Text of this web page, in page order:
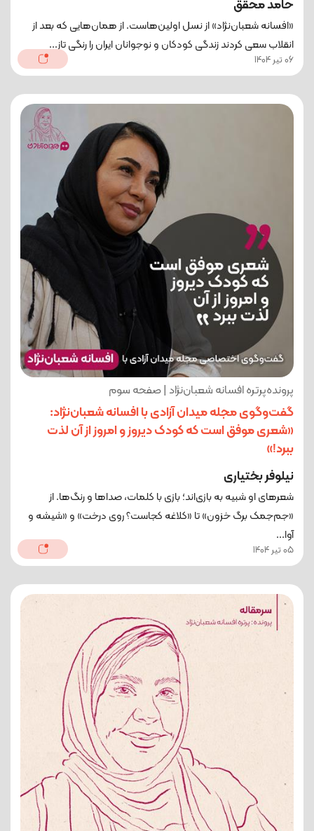
حامد محقق
«افسانه شعبان‌نژاد» از نسل اولین‌هاست. از همان‌هایی که بعد از
انقلاب سعی کردند زندگی کودکان و نوجوانان ایران را رنگی تاز...
06 تیر 1404
پرونده‌پرتره افسانه شعبان‌نژاد | صفحه سوم
گفت‌وگوی مجله میدان آزادی با افسانه شعبان‌نژاد:
«شعری موفق است که کودک دیروز و امروز از آن لذت
ببرد!»
نیلوفر بختیاری
شعرهای او شبیه به بازی‌اند؛ بازی با کلمات، صداها و رنگ‌ها. از
«جم‌جمک برگ خزون» تا «کلاغه کجاست؟ روی درخت» و «شیشه و
آوا...
05 تیر 1404